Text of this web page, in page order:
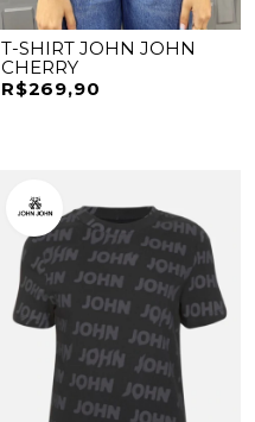
T-SHIRT JOHN JOHN
CHERRY
R$269,90